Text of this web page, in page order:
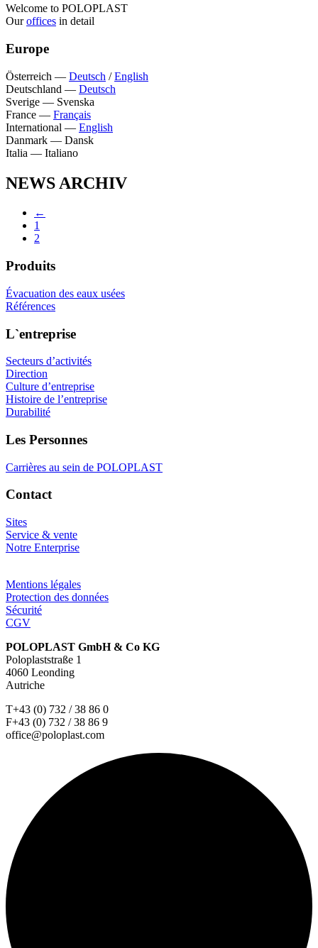
Welcome to POLOPLAST
Ouroffices in detail
Europe
Österreich — Deutsch /English
Deutschland — Deutsch
Sverige — Svenska
France — Français
International — English
Danmark — Dansk
Italia — Italiano
NEWS ARCHIV
←
1
2
Produits
Évacuation des eaux usées
Références
L`entreprise
Secteurs d’activités
Direction
Culture d’entreprise
Histoire de l’entreprise
Durabilité
Les Personnes
Carrières au sein de POLOPLAST
Contact
Sites
Service & vente
Notre Enterprise
Mentions légales
Protection des données
Sécurité
CGV
POLOPLAST GmbH & Co KG
Poloplaststraße 1
4060 Leonding
Autriche
T+43 (0) 732 / 38 86 0
F+43 (0) 732 / 38 86 9
office@poloplast.com